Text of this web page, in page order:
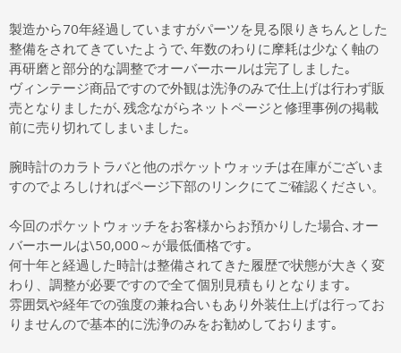
製造から70年経過していますがパーツを見る限りきちんとした
整備をされてきていたようで､年数のわりに摩耗は少なく軸の
再研磨と部分的な調整でオーバーホールは完了しました｡
ヴィンテージ商品ですので外観は洗浄のみで仕上げは行わず販
売となりましたが､残念ながらネットページと修理事例の掲載
前に売り切れてしまいました｡
腕時計のカラトラバと他のポケットウォッチは在庫がございま
すのでよろしければページ下部のリンクにてご確認ください。
今回のポケットウォッチをお客様からお預かりした場合､オー
バーホールは\50,000～が最低価格です｡
何十年と経過した時計は整備されてきた履歴で状態が大きく変
わり、調整が必要ですので全て個別見積もりとなります｡
雰囲気や経年での強度の兼ね合いもあり外装仕上げは行ってお
りませんので基本的に洗浄のみをお勧めしております｡